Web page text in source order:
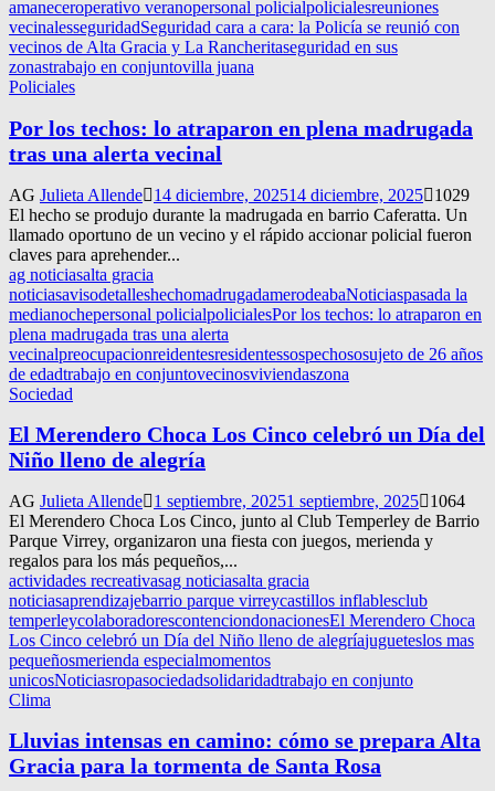
amaneceroperativo veranopersonal policialpolicialesreuniones
vecinalesseguridadSeguridad cara a cara: la Policía se reunió con
vecinos de Alta Gracia y La Rancheritaseguridad en sus
zonastrabajo en conjuntovilla juana
Policiales
Por los techos: lo atraparon en plena madrugada
tras una alerta vecinal
AG Julieta Allende 14 diciembre, 202514 diciembre, 2025
1029
El hecho se produjo durante la madrugada en barrio Caferatta. Un
llamado oportuno de un vecino y el rápido accionar policial fueron
claves para aprehender...
ag noticiasalta gracia
noticiasavisodetalleshechomadrugadamerodeabaNoticiaspasada la
medianochepersonal policialpolicialesPor los techos: lo atraparon en
plena madrugada tras una alerta
vecinalpreocupacionreidentesresidentessospechososujeto de 26 años
de edadtrabajo en conjuntovecinosviviendaszona
Sociedad
El Merendero Choca Los Cinco celebró un Día del
Niño lleno de alegría
AG Julieta Allende 1 septiembre, 20251 septiembre, 2025
1064
El Merendero Choca Los Cinco, junto al Club Temperley de Barrio
Parque Virrey, organizaron una fiesta con juegos, merienda y
regalos para los más pequeños,...
actividades recreativasag noticiasalta gracia
noticiasaprendizajebarrio parque virreycastillos inflablesclub
temperleycolaboradorescontenciondonacionesEl Merendero Choca
Los Cinco celebró un Día del Niño lleno de alegríajugueteslos mas
pequeñosmerienda especialmomentos
unicosNoticiasropasociedadsolidaridadtrabajo en conjunto
Clima
Lluvias intensas en camino: cómo se prepara Alta
Gracia para la tormenta de Santa Rosa